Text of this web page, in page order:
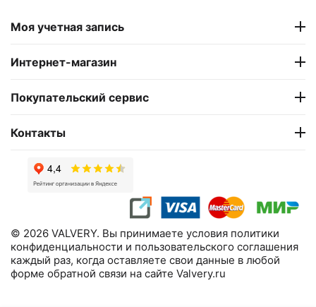
Моя учетная запись
Интернет-магазин
Покупательский сервис
Контакты
© 2026 VALVERY. Вы принимаете условия политики
конфиденциальности и пользовательского соглашения
каждый раз, когда оставляете свои данные в любой
форме обратной связи на сайте Valvery.ru